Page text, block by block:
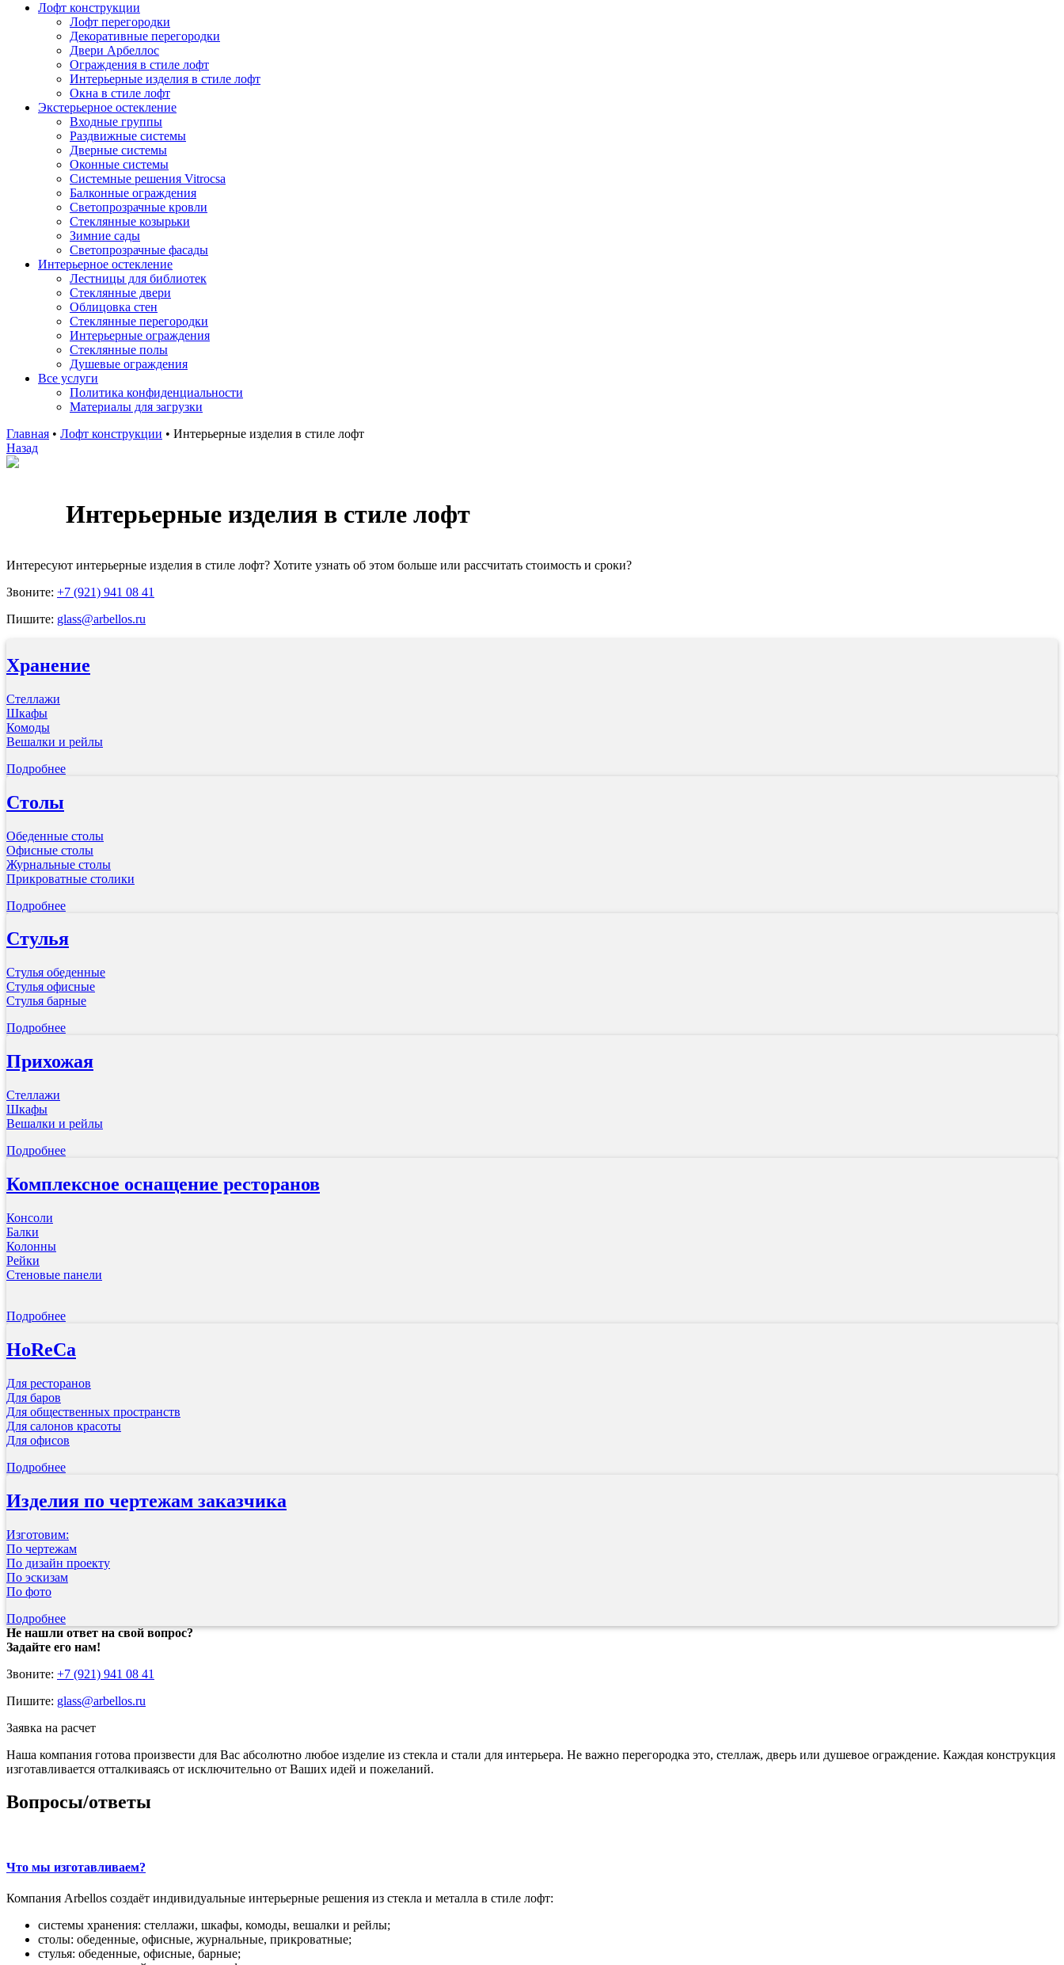
Лофт конструкции
Лофт перегородки
Декоративные перегородки
Двери Арбеллос
Ограждения в стиле лофт
Интерьерные изделия в стиле лофт
Окна в стиле лофт
Экстерьерное остекление
Входные группы
Раздвижные системы
Дверные системы
Оконные системы
Системные решения Vitrocsa
Балконные ограждения
Светопрозрачные кровли
Стеклянные козырьки
Зимние сады
Светопрозрачные фасады
Интерьерное остекление
Лестницы для библиотек
Стеклянные двери
Облицовка стен
Стеклянные перегородки
Интерьерные ограждения
Стеклянные полы
Душевые ограждения
Все услуги
Политика конфиденциальности
Материалы для загрузки
Главная • Лофт конструкции • Интерьерные изделия в стиле лофт
Назад
Интерьерные изделия в стиле лофт
Интересуют интерьерные изделия в стиле лофт? Хотите узнать об этом больше или рассчитать стоимость и сроки?
Звоните: +7 (921) 941 08 41
Пишите: glass@arbellos.ru
Хранение
Стеллажи
Шкафы
Комоды
Вешалки и рейлы
Подробнее
Столы
Обеденные столы
Офисные столы
Журнальные столы
Прикроватные столики
Подробнее
Стулья
Стулья обеденные
Стулья офисные
Стулья барные
Подробнее
Прихожая
Стеллажи
Шкафы
Вешалки и рейлы
Подробнее
Комплексное оснащение ресторанов
Консоли
Балки
Колонны
Рейки
Стеновые панели
Подробнее
HoReCa
Для ресторанов
Для баров
Для общественных пространств
Для салонов красоты
Для офисов
Подробнее
Изделия по чертежам заказчика
Изготовим:
По чертежам
По дизайн проекту
По эскизам
По фото
Подробнее
Не нашли ответ на свой вопрос?
Задайте его нам!
Звоните: +7 (921) 941 08 41
Пишите: glass@arbellos.ru
Заявка на расчет
Наша компания готова произвести для Вас абсолютно любое изделие из стекла и стали для интерьера. Не важно перегородка это, стеллаж, дверь или душевое ограждение. Каждая конструкция
изготавливается отталкиваясь от исключительно от Ваших идей и пожеланий.
Вопросы/ответы
Что мы изготавливаем?
Компания Arbellos создаёт индивидуальные интерьерные решения из стекла и металла в стиле лофт:
системы хранения: стеллажи, шкафы, комоды, вешалки и рейлы;
столы: обеденные, офисные, журнальные, прикроватные;
стулья: обеденные, офисные, барные;